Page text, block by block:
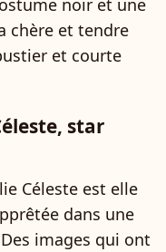
noir et une
chère et tendre
et courte
star
Céleste est elle
dans une
images qui ont